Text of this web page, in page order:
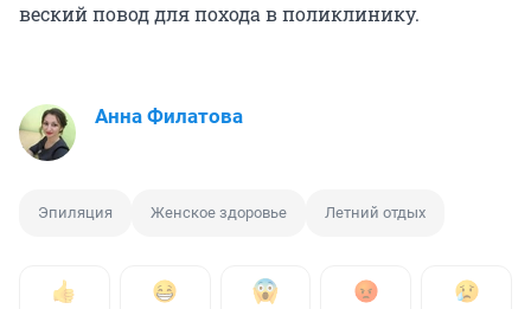
веский повод для похода в поликлинику.
Анна Филатова
Эпиляция Женское здоровье Летний отдых